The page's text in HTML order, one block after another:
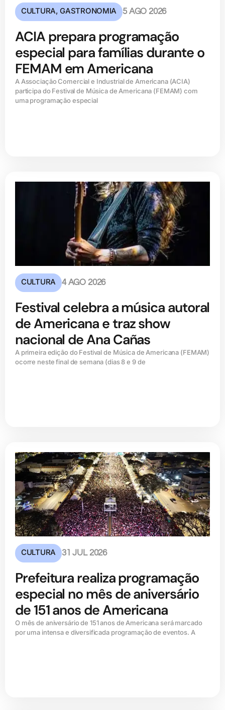
CULTURA,GASTRONOMIA 5 AGO 2026
ACIA prepara programação
especial para famílias durante o
FEMAM em Americana
A Associação Comercial e Industrial de Americana (ACIA)
participa do Festival de Música de Americana (FEMAM) com
uma programação especial
CULTURA 4 AGO 2026
Festival celebra a música autoral
de Americana e traz show
nacional de Ana Cañas
A primeira edição do Festival de Música de Americana (FEMAM)
ocorre neste final de semana (dias 8 e 9 de
CULTURA 31 JUL 2026
Prefeitura realiza programação
especial no mês de aniversário
de 151 anos de Americana
O mês de aniversário de 151 anos de Americana será marcado
por uma intensa e diversificada programação de eventos. A